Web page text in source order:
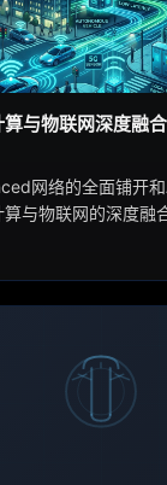
与物联网深度融
网络的全面铺开
与物联网的深度融